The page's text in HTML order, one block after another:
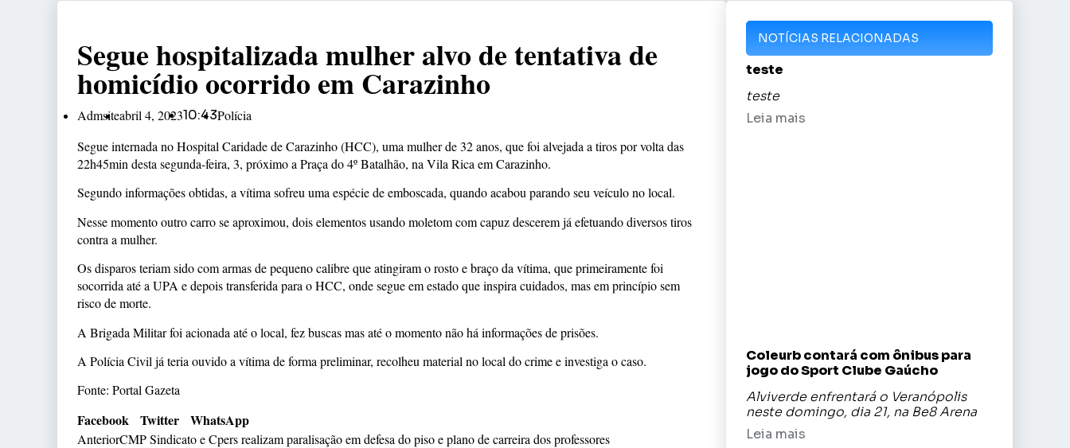
Segue hospitalizada mulher alvo de tentativa de
homicídio ocorrido em Carazinho
Admsiteabril 4, 202310:43Polícia
Segue internada no Hospital Caridade de Carazinho (HCC), uma mulher de 32 anos, que foi alvejada a tiros por volta das
22h45min desta segunda-feira, 3, próximo a Praça do 4º Batalhão, na Vila Rica em Carazinho.
Segundo informações obtidas, a vítima sofreu uma espécie de emboscada, quando acabou parando seu veículo no local.
Nesse momento outro carro se aproximou, dois elementos usando moletom com capuz descerem já efetuando diversos tiros
contra a mulher.
Os disparos teriam sido com armas de pequeno calibre que atingiram o rosto e braço da vítima, que primeiramente foi
socorrida até a UPA e depois transferida para o HCC, onde segue em estado que inspira cuidados, mas em princípio sem
risco de morte.
A Brigada Militar foi acionada até o local, fez buscas mas até o momento não há informações de prisões.
A Polícia Civil já teria ouvido a vítima de forma preliminar, recolheu material no local do crime e investiga o caso.
Fonte: Portal Gazeta
Facebook Twitter WhatsApp
AnteriorCMP Sindicato e Cpers realizam paralisação em defesa do piso e plano de carreira dos professores
NOTÍCIAS RELACIONADAS
teste
teste
Leia mais
Coleurb contará com ônibus para
jogo do Sport Clube Gaúcho
Alviverde enfrentará o Veranópolis
neste domingo, dia 21, na Be8 Arena
Leia mais